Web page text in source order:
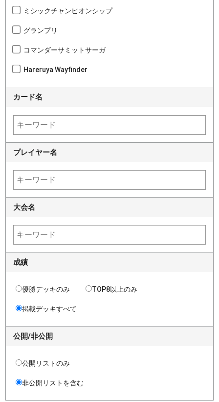
ミシックチャンピオンシップ
グランプリ
コマンダーサミットサーガ
Hareruya Wayfinder
カード名
プレイヤー名
大会名
成績
優勝デッキのみ TOP8以上のみ
掲載デッキすべて
公開/非公開
公開リストのみ
非公開リストを含む